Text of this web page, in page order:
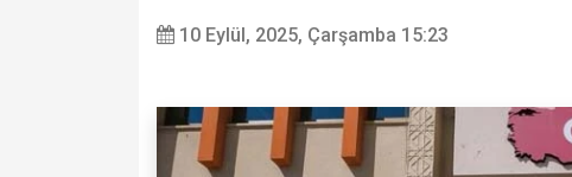
10 Eylül, 2025, Çarşamba 15:23